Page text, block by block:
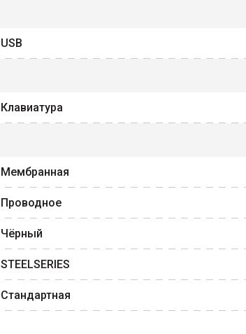
USB
Клавиатура
Мембранная
Проводное
Чёрный
STEELSERIES
Стандартная